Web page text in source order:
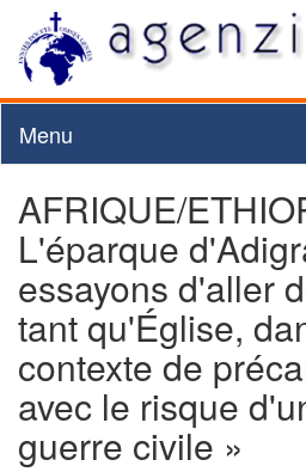
Menu
AFRIQUE/
L'éparque
essayons d'aller
tant qu'Église,
contexte de
avec le risque
guerre civile »